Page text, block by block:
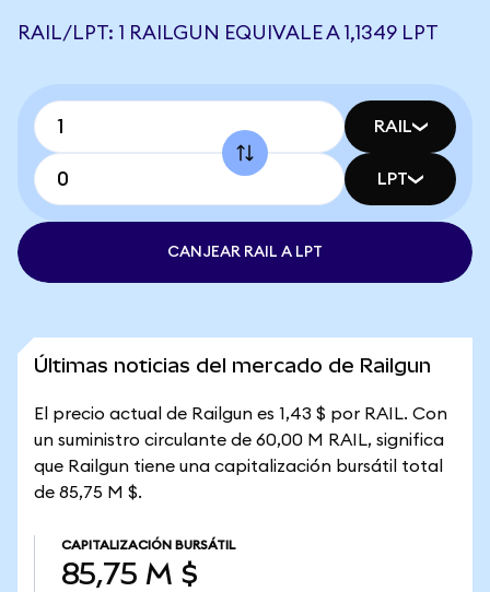
RAIL/LPT: 1 RAILGUN EQUIVALE A 1,1349 LPT
RAIL
LPT
CANJEAR RAIL A LPT
Últimas noticias del mercado de Railgun
El precio actual de Railgun es 1,43 $ por RAIL. Con
un suministro circulante de 60,00 M RAIL, significa
que Railgun tiene una capitalización bursátil total
de 85,75 M $.
CAPITALIZACIÓN BURSÁTIL
85,75 M $